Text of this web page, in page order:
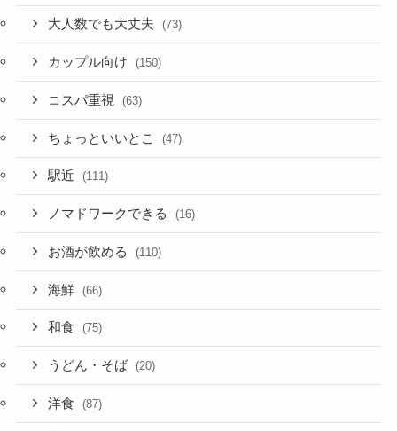
大人数でも大丈夫 (73)
カップル向け (150)
コスパ重視 (63)
ちょっといいとこ (47)
駅近 (111)
ノマドワークできる (16)
お酒が飲める (110)
海鮮 (66)
和食 (75)
うどん・そば (20)
洋食 (87)